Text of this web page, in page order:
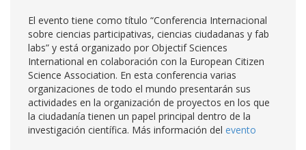
El evento tiene como título “Conferencia Internacional
sobre ciencias participativas, ciencias ciudadanas y fab
labs” y está organizado por Objectif Sciences
International en colaboración con la European Citizen
Science Association. En esta conferencia varias
organizaciones de todo el mundo presentarán sus
actividades en la organización de proyectos en los que
la ciudadanía tienen un papel principal dentro de la
investigación científica. Más información del evento